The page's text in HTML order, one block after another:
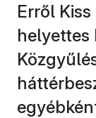
Erről
helyettes